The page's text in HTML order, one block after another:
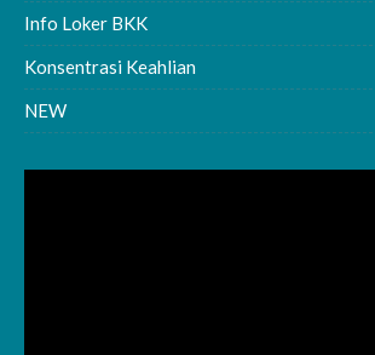
Info Loker BKK
Konsentrasi Keahlian
NEW